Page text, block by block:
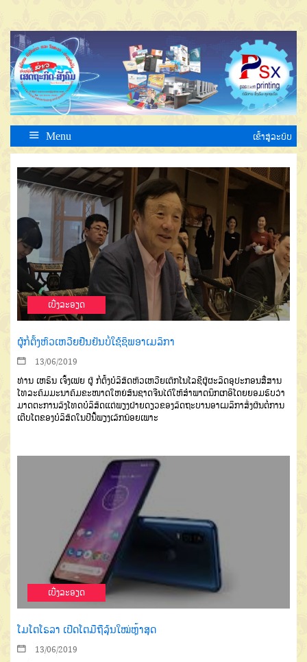
Menu ເຂົ້າສູ່ລະບົບ
ເບີ່ງລະອຽດ
ຜູ້ກໍ່ຕັ້ງຫົວເຫວີຍຢືນຢັນບໍ່ໃຊ້ຊິພອາເມລິກາ
13/06/2019
ທ່ານ ເຫຣິນ ເຈິ້ງເຟຍ ຜູ້ ກໍ່ຕັ້ງບໍລິສັດຫົວເຫວີຍເຕັກໂນໂລຊີຜູ້ຜະລິດອຸປະກອນສື່ສານ
ໂທລະຄົມມະນາຄົມຂະໜາດໃຫຍ່ສັນຊາດຈີນໄດ້ໃຫ້ສຳພາດນິກເກອິໂດຍຍອມຮັບວ່າ
ມາດຕະການລົງໂທດບໍລິສັດແຕ່ພຽງຝ່າຍດຽວຂອງລັດຖະບານອາເມລິກາສົ່ງຜົນຕໍ່ການ
ເຕີບໂຕຂອງບໍລິສັດໃນປີນີ້ພຽງເລັກນ້ອຍເພາະ
ເບີ່ງລະອຽດ
ໂມໂຕໂຣລາ ເປີດໂຕມືຖືລຸ້ນໃໝ່ຫຼ້າສຸດ
13/06/2019